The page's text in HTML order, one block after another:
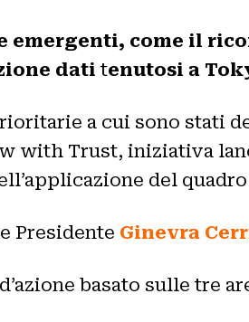
emergenti, come il
datitenutosi a
a cui sono
with Trust, iniziativa
del
Presidente Ginevra
basato sulle tre